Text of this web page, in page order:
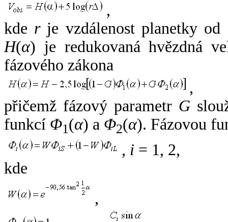
,
kde rje vzdálenost planetky od
H(α) je redukovaná hvězdná
fázového zákona
,
přičemž fázový parametr G
funkcí Φ1(α) a Φ2(α). Fázovou
, i = 1, 2,
kde
,